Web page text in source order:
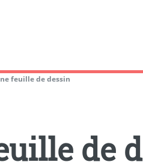
feuille de dessin
de